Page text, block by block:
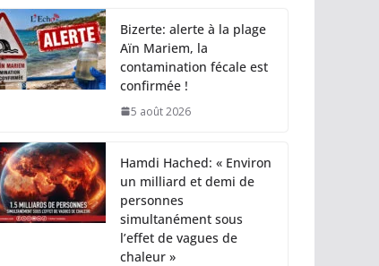
Bizerte: alerte à la plage
Aïn Mariem, la
contamination fécale est
confirmée !
5 août 2026
Hamdi Hached: « Environ
un milliard et demi de
personnes
simultanément sous
l’effet de vagues de
chaleur »